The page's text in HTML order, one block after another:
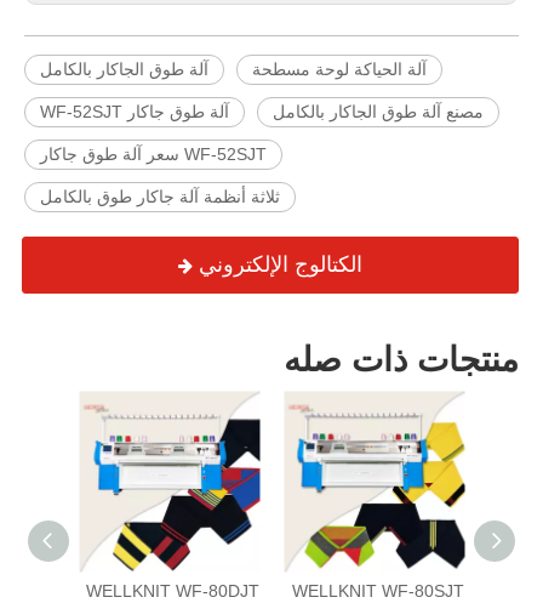
آلة طوق الجاكار بالكامل آلة الحياكة لوحة مسطحة
آلة طوق جاكار WF-52SJT مصنع آلة طوق الجاكار بالكامل
WF-52SJT سعر آلة طوق جاكار
ثلاثة أنظمة آلة جاكار طوق بالكامل
الكتالوج الإلكتروني
منتجات ذات صله
WELLKNIT WF-80DJT
WELLKNIT WF-80SJT